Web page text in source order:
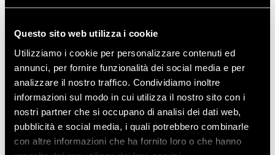
Questo sito web utilizza i cookie
Utilizziamo i cookie per personalizzare contenuti ed
annunci, per fornire funzionalità dei social media e per
analizzare il nostro traffico. Condividiamo inoltre
informazioni sul modo in cui utilizza il nostro sito con i
nostri partner che si occupano di analisi dei dati web,
pubblicità e social media, i quali potrebbero combinarle
con altre informazioni che ha fornito loro o che hanno
migliore qualità, unita all'esperienza accumulata nel
solidi rapporti di lavoro con i più importanti operatori
del settore per la protezione e le forniture industriali.